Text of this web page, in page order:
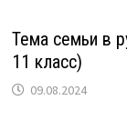
Тема семьи в
11 класс)
09.08.2024